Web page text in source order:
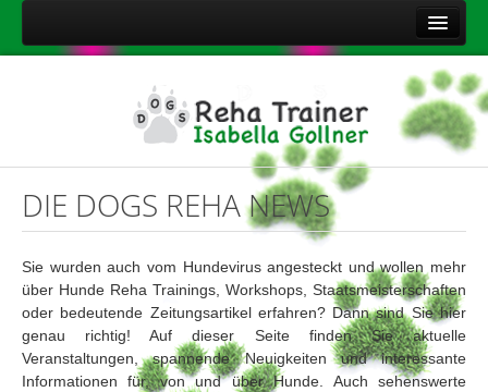
Kontakt
Sitemap
Impressum
Datenschutzerklärung
Onlineshop Nahrungsergänzungsmittel
DIE DOGS REHA NEWS
Sie wurden auch vom Hundevirus angesteckt und wollen mehr
über Hunde Reha Trainings, Workshops, Staatsmeisterschaften
oder bedeutende Zeitungsartikel erfahren? Dann sind Sie hier
genau richtig! Auf dieser Seite finden Sie aktuelle
Veranstaltungen, spannende Neuigkeiten und interessante
Informationen für, von und über Hunde. Auch sehenswerte